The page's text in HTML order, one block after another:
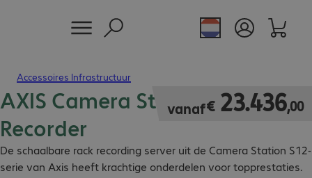
Accessoires Infrastructuur
AXIS Camera Station S12
Recorder
De schaalbare rack recording server uit de Camera Station S12-
serie van Axis heeft krachtige onderdelen voor topprestaties.
vanaf€ 23.436,00
€ 23.436,00